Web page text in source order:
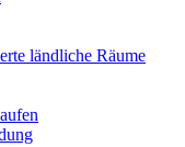
ländliche Räume